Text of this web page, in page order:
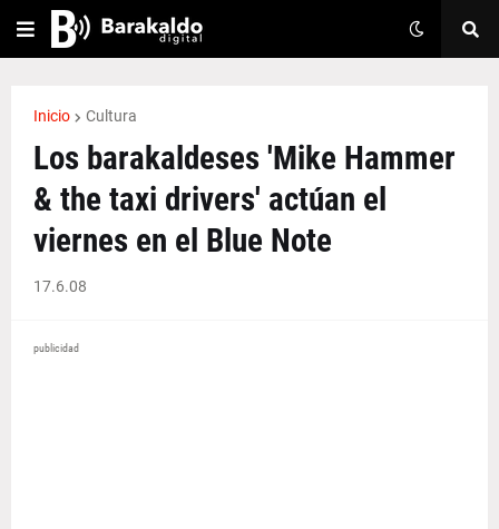
Inicio Cultura
Los barakaldeses 'Mike Hammer
& the taxi drivers' actúan el
viernes en el Blue Note
17.6.08
publicidad